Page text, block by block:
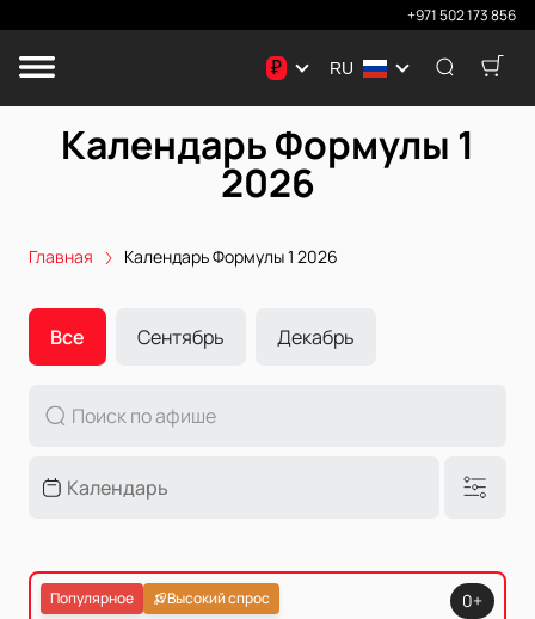
+971 502 173 856
₽ RU
Календарь Формулы 1
2026
Главная Календарь Формулы 1 2026
Все Сентябрь Декабрь
Популярное
Высокий спрос
0+